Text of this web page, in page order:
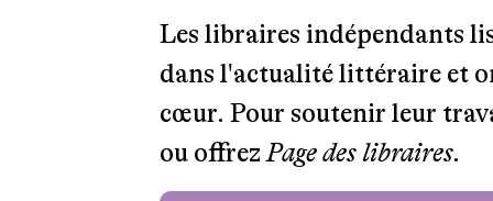
Les libraires indépendants
dans l'actualité littéraire et
cœur. Pour soutenir leur
ou offrezPage des libraires.